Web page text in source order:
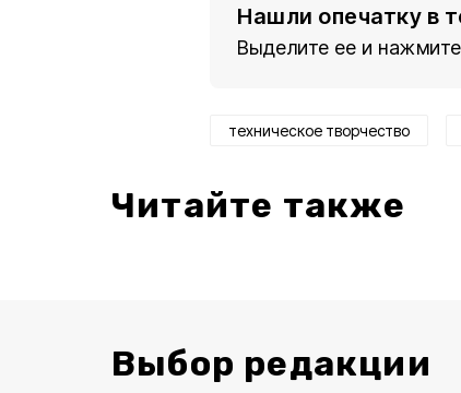
Нашли опечатку в
Выделите ее и
техническое творчество
Читайте также
Выбор редакции